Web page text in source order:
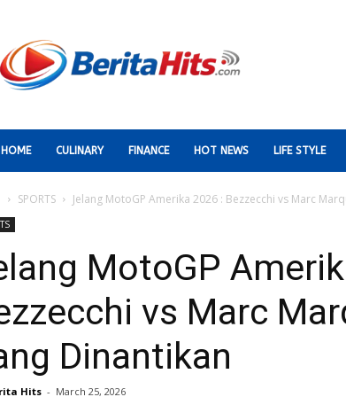
Paling
Hits
HOME CULINARY FINANCE HOT NEWS LIFE STYLE
SPORTS Jelang MotoGP Amerika 2026 : Bezzecchi vs Marc
MotoGP
vs Marc
Dinantikan
Hits - March 25, 2026